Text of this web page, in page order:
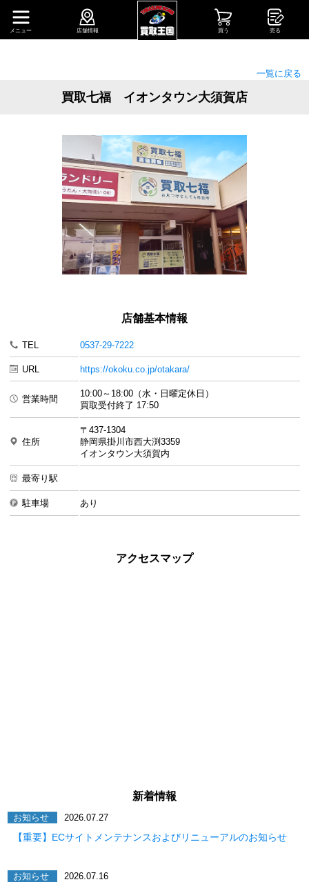
店舗情報 買う 売る
メニュー
一覧に戻る
買取七福 イオンタウン大須賀店
店舗基本情報
TEL 0537-29-7222
URL https://okoku.co.jp/otakara/
営業時間
10:00～18:00（水・日曜定休日）
買取受付終了 17:50
住所
〒437-1304
静岡県掛川市西大渕3359
イオンタウン大須賀内
最寄り駅
駐車場 あり
アクセスマップ
新着情報
お知らせ 2026.07.27
【重要】ECサイトメンテナンスおよびリニューアルのお知らせ
お知らせ 2026.07.16